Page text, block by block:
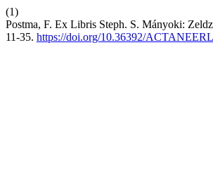
(1)
Postma, F. Ex Libris Steph. S. Mányoki:
11-35. https://doi.org/10.36392/